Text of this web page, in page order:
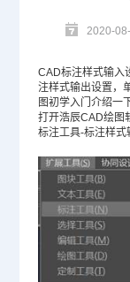
2020-
CAD标注样式输入
注样式输出设置，
图初学入门介绍一
打开浩辰CAD绘图
标注工具-标注样式